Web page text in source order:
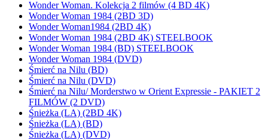
Wonder Woman. Kolekcja 2 filmów (4 BD 4K)
Wonder Woman 1984 (2BD 3D)
Wonder Woman1984 (2BD 4K)
Wonder Woman 1984 (2BD 4K) STEELBOOK
Wonder Woman 1984 (BD) STEELBOOK
Wonder Woman 1984 (DVD)
Śmierć na Nilu (BD)
Śmierć na Nilu (DVD)
Śmierć na Nilu/ Morderstwo w Orient Expressie - PAKIET 2
FILMÓW (2 DVD)
Śnieżka (LA) (2BD 4K)
Śnieżka (LA) (BD)
Śnieżka (LA) (DVD)